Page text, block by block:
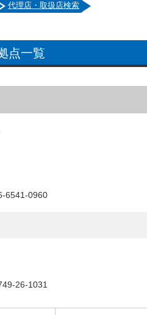
代理店・取扱店検索
点一覧
6541-0960
26-1031